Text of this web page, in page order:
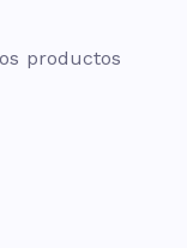
productos